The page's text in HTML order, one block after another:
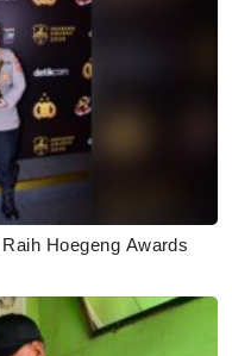
Hoegeng Awards